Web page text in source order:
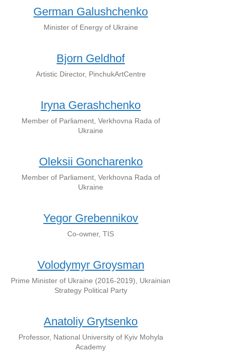
German Galushchenko
Minister of Energy of Ukraine
Bjorn Geldhof
Artistic Director, PinchukArtCentre
Iryna Gerashchenko
Member of Parliament, Verkhovna Rada of
Ukraine
Oleksii Goncharenko
Member of Parliament, Verkhovna Rada of
Ukraine
Yegor Grebennikov
Co-owner, TIS
Volodymyr Groysman
Prime Minister of Ukraine (2016-2019), Ukrainian
Strategy Political Party
Anatoliy Grytsenko
Professor, National University of Kyiv Mohyla
Academy